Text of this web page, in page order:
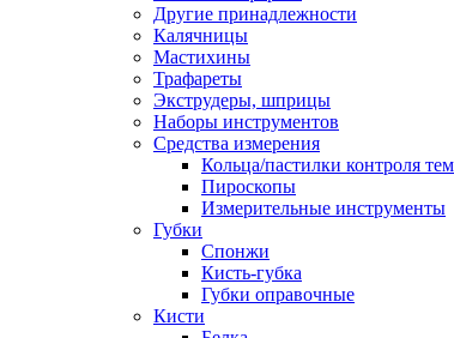
Другие принадлежности
Калячницы
Мастихины
Трафареты
Экструдеры, шприцы
Наборы инструментов
Средства измерения
Кольца/пастилки контроля
Пироскопы
Измерительные инструменты
Губки
Спонжи
Кисть-губка
Губки оправочные
Кисти